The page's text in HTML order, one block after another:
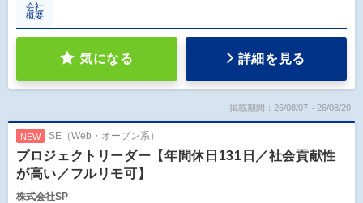
会社
概要
気になる 詳細を見る
掲載期間：26/08/07～26/08/20
NEW SE（Web・オープン系）
プロジェクトリーダー【年間休日131日／社会貢献性
が高い／フルリモ可】
株式会社SP